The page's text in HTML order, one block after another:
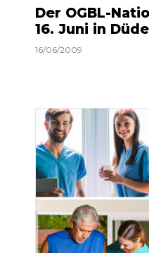
Der OGBL-
16. Juni in
16/06/2009